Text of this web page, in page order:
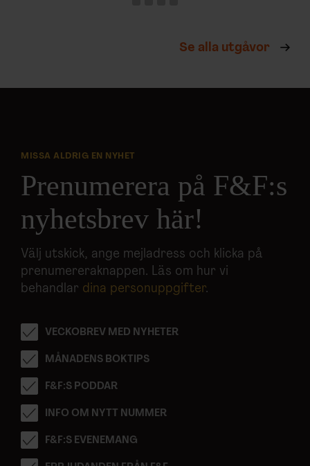
Se alla utgåvor
MISSA ALDRIG EN NYHET
Prenumerera på F&F:s
nyhetsbrev här!
Välj utskick, ange mejladress och klicka på
prenumereraknappen. Läs om hur vi
behandlar dina personuppgifter.
VECKOBREV MED NYHETER
MÅNADENS BOKTIPS
F&F:S PODDAR
INFO OM NYTT NUMMER
F&F:S EVENEMANG